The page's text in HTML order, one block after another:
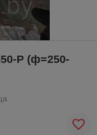
Р (ф=250-